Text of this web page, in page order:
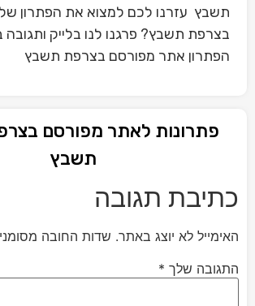
תשבץ עזרנו לכם למצוא את הפתרון
בצרפת תשבץ? פרגנו לנו בלייק
הפתרון אתר מפורסם בצרפת תשבץ
פתרונות לאתר מפורסם
תשבץ
כתיבת תגובה
האימייל לא יוצג באתר. שדות החובה
התגובה שלך *